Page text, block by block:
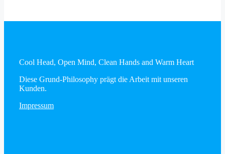
Cool Head, Open Mind, Clean Hands and Warm Heart
Diese Grund-Philosophy prägt die Arbeit mit unseren
Kunden.
Impressum